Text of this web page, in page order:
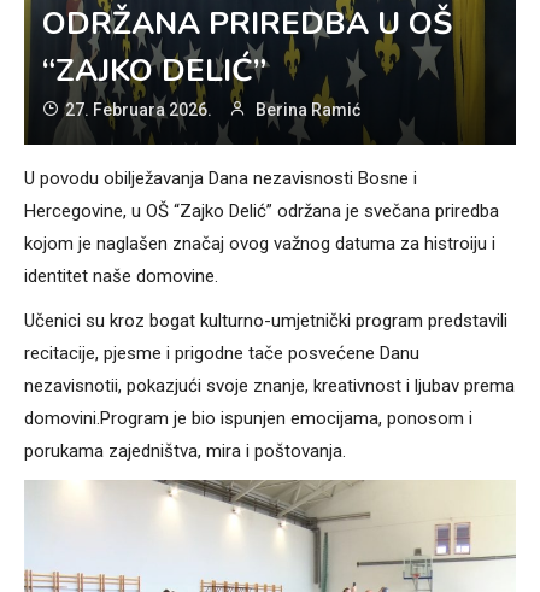
ODRŽANA PRIREDBA U OŠ
“ZAJKO DELIĆ”
27. Februara 2026. Berina Ramić
U povodu obilježavanja Dana nezavisnosti Bosne i
Hercegovine, u OŠ “Zajko Delić” održana je svečana priredba
kojom je naglašen značaj ovog važnog datuma za histroiju i
identitet naše domovine.
Učenici su kroz bogat kulturno-umjetnički program predstavili
recitacije, pjesme i prigodne tače posvećene Danu
nezavisnotii, pokazjući svoje znanje, kreativnost i ljubav prema
domovini.Program je bio ispunjen emocijama, ponosom i
porukama zajedništva, mira i poštovanja.